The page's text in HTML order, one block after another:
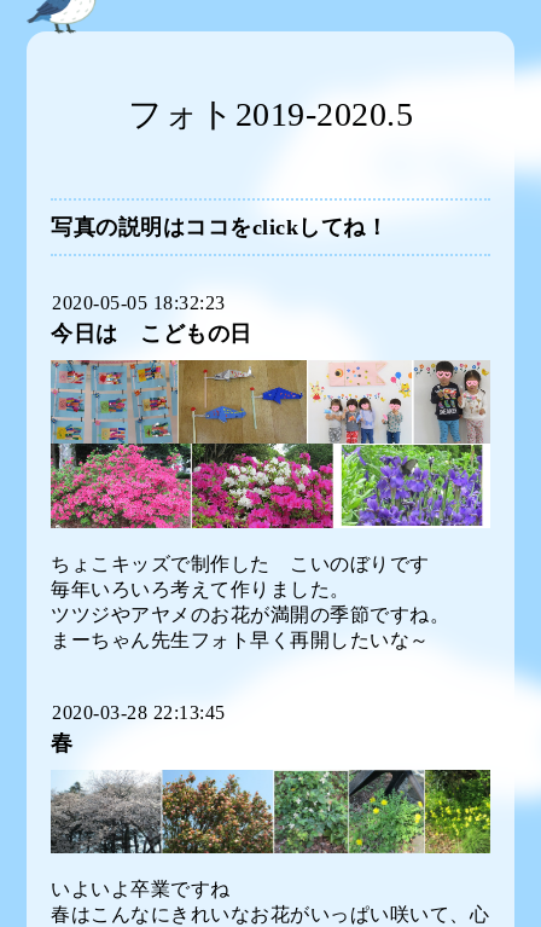
フォト2019-2020.5
写真の説明はココをclickしてね！
2020-05-05 18:32:23
今日は こどもの日
ちょこキッズで制作した こいのぼりです
毎年いろいろ考えて作りました。
ツツジやアヤメのお花が満開の季節ですね。
まーちゃん先生フォト早く再開したいな～
2020-03-28 22:13:45
春
いよいよ卒業ですね
春はこんなにきれいなお花がいっぱい咲いて、心